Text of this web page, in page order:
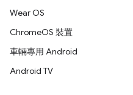
Wear OS
ChromeOS 裝置
車輛專用 Android
Android TV